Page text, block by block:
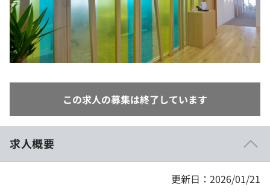
個人向けプラン
法人向けプラン
学校向けプラン
この求人の募集は終了しています
求人概要
更新日：2026/01/21